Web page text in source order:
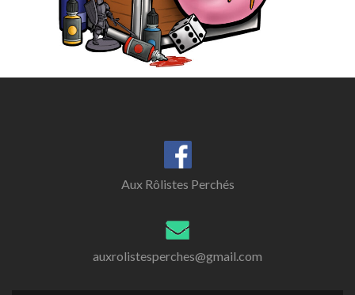
Aux Rôlistes Perchés
auxrolistesperches@gmail.com